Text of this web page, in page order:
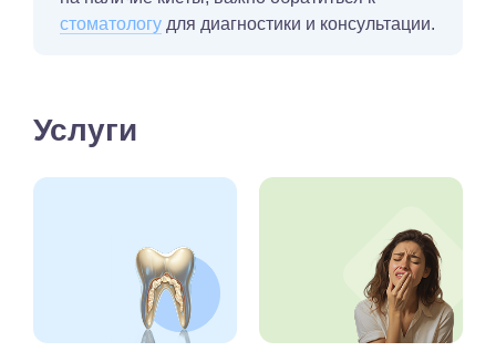
стоматологу для диагностики и консультации.
Услуги